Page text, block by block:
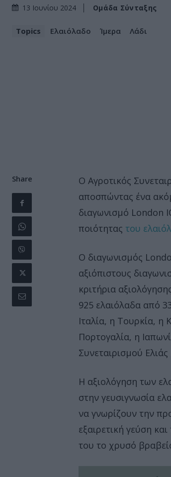
13 Ιουνίου 2024 Ομάδα Σύνταξης
Topics Ελαιόλαδο Ίμερα Λάδι
Share
Ο Αγροτικός
αποσπώντας ένα
διαγωνισμό London
ποιότητας του
Ο διαγωνισμός
αξιόπιστους
κριτήρια
925 ελαιόλαδα από
Ιταλία, η Τουρκία, η
Πορτογαλία, η
Συνεταιρισμού
Η αξιολόγηση των
στην γευσιγνωσία
να γνωρίζουν την
εξαιρετική γεύση
του το χρυσό